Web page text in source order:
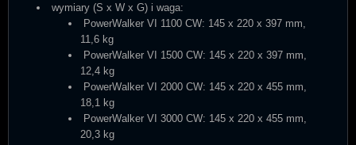
wymiary (S x W x G) i waga:
PowerWalker VI 1100 CW: 145 x 220 x 397 mm,
11,6 kg
PowerWalker VI 1500 CW: 145 x 220 x 397 mm,
12,4 kg
PowerWalker VI 2000 CW: 145 x 220 x 455 mm,
18,1 kg
PowerWalker VI 3000 CW: 145 x 220 x 455 mm,
20,3 kg